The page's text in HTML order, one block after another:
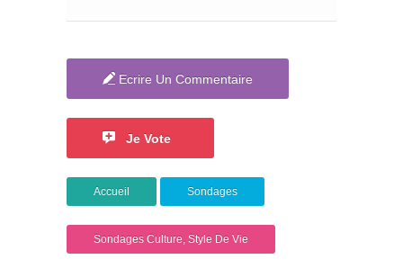
Ecrire Un Commentaire
Je Vote
Accueil Sondages
Sondages Culture, Style De Vie